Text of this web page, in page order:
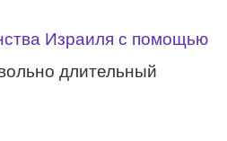
Израиля с помощью
длительный